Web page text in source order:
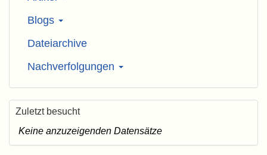
Blogs
Dateiarchive
Nachverfolgungen
Zuletzt besucht
Keine anzuzeigenden Datensätze